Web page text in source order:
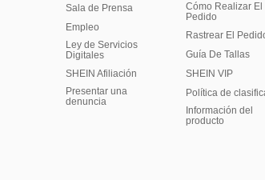
Sala de Prensa
Empleo
Ley de Servicios
Digitales
SHEIN Afiliación
Presentar una
denuncia
Cómo Realizar El
Pedido
Rastrear El
Guía De Tallas
SHEIN VIP
Política de
​Información del
producto